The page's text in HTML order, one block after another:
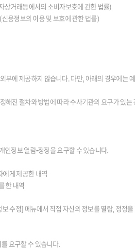
상거래등에서의 소비자보호에 관한 법률)
용정보의 이용 및 보호에 관한 법률)
부에 제공하지 않습니다. 다만, 아래의 경우에는
해진 절차와 방법에 따라 수사기관의 요구가 있는
인정보 열람•정정을 요구할 수 있습니다.
게 제공한 내역
한 내역
수정] 메뉴에서 직접 자신의 정보를 열람, 정정
요구할 수 있습니다.